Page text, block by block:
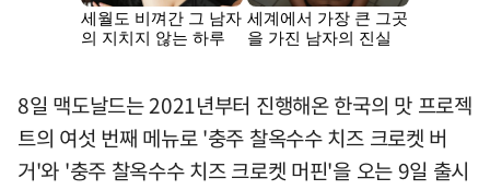
8일 맥도날드는 2021년부터 진행해온 한국의 맛 프로젝
트의 여섯 번째 메뉴로 '충주 찰옥수수 치즈 크로켓 버
거'와 '충주 찰옥수수 치즈 크로켓 머핀'을 오는 9일 출시